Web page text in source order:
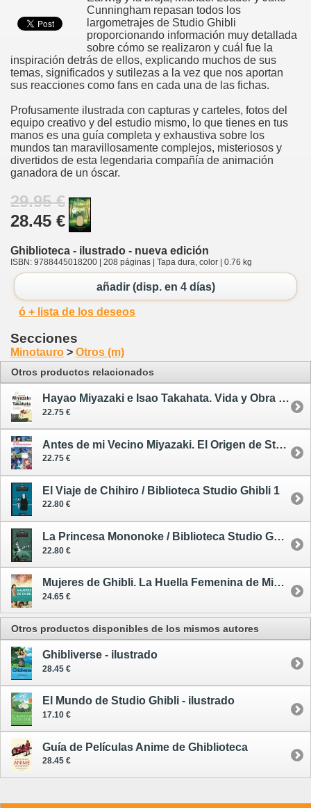
Cunningham repasan todos los
largometrajes de Studio Ghibli
proporcionando información muy detallada
sobre cómo se realizaron y cuál fue la
inspiración detrás de ellos, explicando muchos de sus
temas, significados y sutilezas a la vez que nos aportan
sus reacciones como fans en cada una de las fichas.
Profusamente ilustrada con capturas y carteles, fotos del
equipo creativo y del estudio mismo, lo que tienes en tus
manos es una guía completa y exhaustiva sobre los
mundos tan maravillosamente complejos, misteriosos y
divertidos de esta legendaria compañía de animación
ganadora de un óscar.
29.95 €
28.45 €
Ghiblioteca - ilustrado - nueva edición
ISBN: 9788445018200 | 208 páginas | Tapa dura, color | 0.76 kg
añadir (disp. en 4 días)
ó + lista de los deseos
Secciones
Minotauro > Otros (m)
Otros productos relacionados
Hayao Miyazaki e Isao Takahata. Vida y Obra de los Cerebros de Studio Ghibli
22.75 €
Antes de mi Vecino Miyazaki. El Origen de Studio Ghibli
22.75 €
El Viaje de Chihiro / Biblioteca Studio Ghibli 1
22.80 €
La Princesa Mononoke / Biblioteca Studio Ghibli 2
22.80 €
Mujeres de Ghibli. La Huella Femenina de Miyazaki en el Anime
24.65 €
Otros productos disponibles de los mismos autores
Ghibliverse - ilustrado
28.45 €
El Mundo de Studio Ghibli - ilustrado
17.10 €
Guía de Películas Anime de Ghiblioteca
28.45 €